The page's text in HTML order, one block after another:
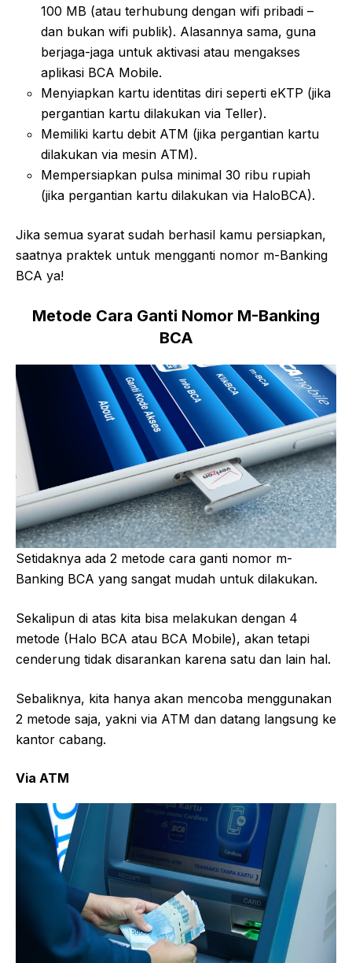
100 MB (atau terhubung dengan wifi pribadi –
dan bukan wifi publik). Alasannya sama, guna
berjaga-jaga untuk aktivasi atau mengakses
aplikasi BCA Mobile.
Menyiapkan kartu identitas diri seperti eKTP (jika
pergantian kartu dilakukan via Teller).
Memiliki kartu debit ATM (jika pergantian kartu
dilakukan via mesin ATM).
Mempersiapkan pulsa minimal 30 ribu rupiah
(jika pergantian kartu dilakukan via HaloBCA).
Jika semua syarat sudah berhasil kamu persiapkan,
saatnya praktek untuk mengganti nomor m-Banking
BCA ya!
Metode Cara Ganti Nomor M-Banking
BCA
Setidaknya ada 2 metode cara ganti nomor m-
Banking BCA yang sangat mudah untuk dilakukan.
Sekalipun di atas kita bisa melakukan dengan 4
metode (Halo BCA atau BCA Mobile), akan tetapi
cenderung tidak disarankan karena satu dan lain hal.
Sebaliknya, kita hanya akan mencoba menggunakan
2 metode saja, yakni via ATM dan datang langsung ke
kantor cabang.
Via ATM